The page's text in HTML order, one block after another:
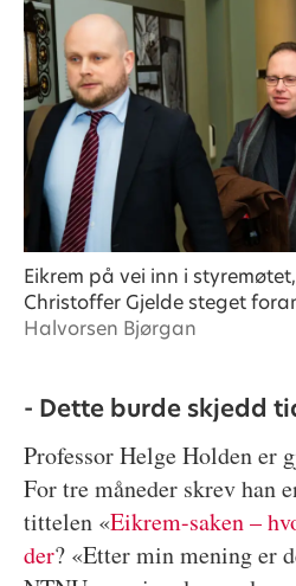
Eikrem på vei inn i
Christoffer Gjelde steget
Halvorsen Bjørgan
- Dette burde skjedd
Professor Helge Holden er
For tre måneder skrev han
tittelen «Eikrem-saken –
der? «Etter min mening er